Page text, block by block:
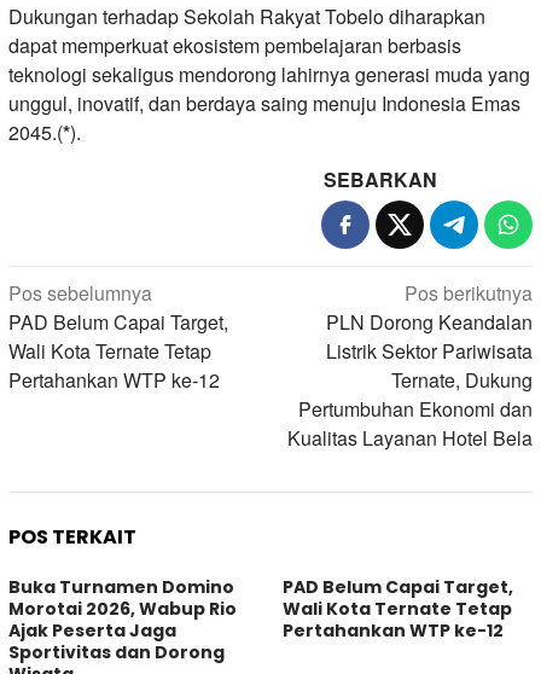
Dukungan terhadap Sekolah Rakyat Tobelo diharapkan
dapat memperkuat ekosistem pembelajaran berbasis
teknologi sekaligus mendorong lahirnya generasi muda yang
unggul, inovatif, dan berdaya saing menuju Indonesia Emas
2045.(*).
SEBARKAN
Navigasi
pos
Pos sebelumnya
PAD Belum Capai Target,
Wali Kota Ternate Tetap
Pertahankan WTP ke-12
Pos berikutnya
PLN Dorong Keandalan
Listrik Sektor Pariwisata
Ternate, Dukung
Pertumbuhan Ekonomi dan
Kualitas Layanan Hotel Bela
POS TERKAIT
Buka Turnamen Domino
Morotai 2026, Wabup Rio
Ajak Peserta Jaga
Sportivitas dan Dorong
PAD Belum Capai Target,
Wali Kota Ternate Tetap
Pertahankan WTP ke-12